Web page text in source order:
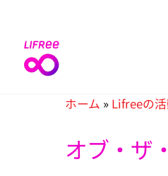
content
ホーム » Lifreeの
オブ・ザ